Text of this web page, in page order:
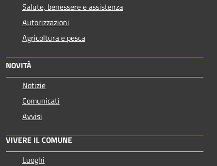
Salute, benessere e assistenza
Autorizzazioni
Agricoltura e pesca
NOVITÀ
Notizie
Comunicati
Avvisi
VIVERE IL COMUNE
Luoghi